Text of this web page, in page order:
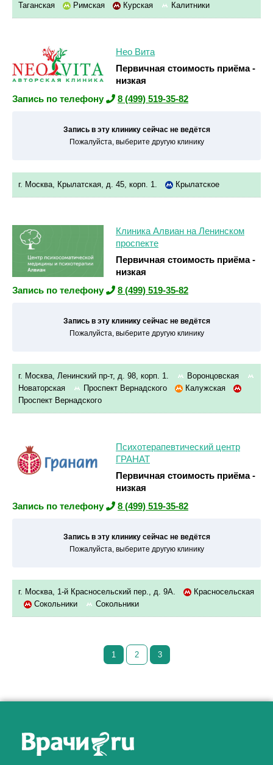
Таганская
Римская Курская Калитники
Нео Вита
Первичная стоимость приёма -
низкая
Запись по телефону
8 (499) 519-35-82
Запись в эту клинику сейчас не ведётся
Пожалуйста, выберите другую клинику
г. Москва, Крылатская, д. 45, корп. 1. Крылатское
Клиника Алвиан на Ленинском
проспекте
Первичная стоимость приёма -
низкая
Запись по телефону
8 (499) 519-35-82
Запись в эту клинику сейчас не ведётся
Пожалуйста, выберите другую клинику
г. Москва, Ленинский пр-т, д. 98, корп. 1.
Воронцовская
Новаторская
Проспект Вернадского
Калужская
Проспект Вернадского
Психотерапевтический центр
ГРАНАТ
Первичная стоимость приёма -
низкая
Запись по телефону
8 (499) 519-35-82
Запись в эту клинику сейчас не ведётся
Пожалуйста, выберите другую клинику
г. Москва, 1-й Красносельский пер., д. 9А.
Красносельская
Сокольники
Сокольники
1 2 3